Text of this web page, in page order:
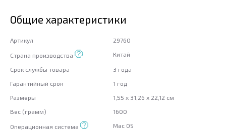
Общие характеристики
Артикул 29760
Страна производства Китай
Срок службы товара
3 года
Гарантийный срок
1 год
Размеры
1,55 x 31,26 x 22,12 см
Вес (грамм)
1600
Операционная система Mac OS